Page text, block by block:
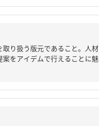
取り扱う版元であること。人材
案をアイデムで行えることに魅